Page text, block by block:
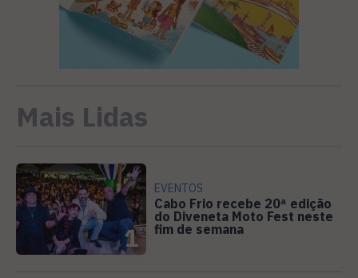
Mais Lidas
1
EVENTOS
Cabo Frio recebe 20ª edição
do Diveneta Moto Fest neste
fim de semana